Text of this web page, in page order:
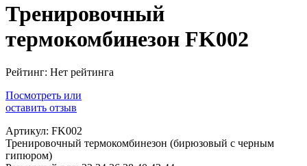
Тренировочный
термокомбинезон FK002
Рейтинг: Нет рейтинга
Посмотреть или
оставить отзыв
Артикул: FK002
Тренировочный термокомбинезон (бирюзовый с черным
гипюром)